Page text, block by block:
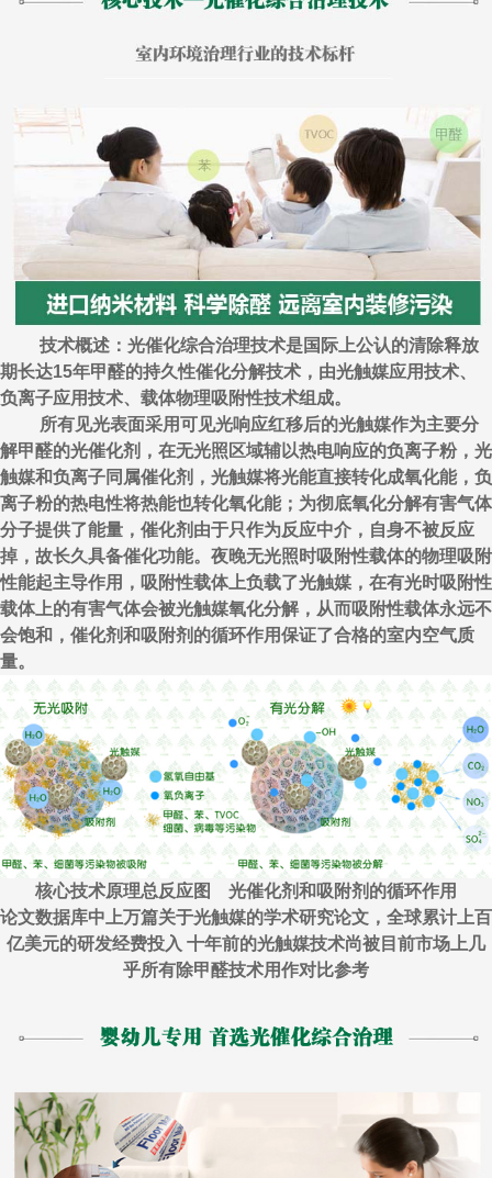
技术概述：光催化综合治理技术是国际上公认的清除释放
期长达15年甲醛的持久性催化分解技术，由光触媒应用技术、
负离子应用技术、载体物理吸附性技术组成。
所有见光表面采用可见光响应红移后的光触媒作为主要分
解甲醛的光催化剂，在无光照区域辅以热电响应的负离子粉，光
触媒和负离子同属催化剂，光触媒将光能直接转化成氧化能，负
离子粉的热电性将热能也转化氧化能；为彻底氧化分解有害气体
分子提供了能量，催化剂由于只作为反应中介，自身不被反应
掉，故长久具备催化功能。夜晚无光照时吸附性载体的物理吸附
性能起主导作用，吸附性载体上负载了光触媒，在有光时吸附性
载体上的有害气体会被光触媒氧化分解，从而吸附性载体永远不
会饱和，催化剂和吸附剂的循环作用保证了合格的室内空气质
量。
核心技术原理总反应图 光催化剂和吸附剂的循环作用
论文数据库中上万篇关于光触媒的学术研究论文，全球累计上百
亿美元的研发经费投入 十年前的光触媒技术尚被目前市场上几
乎所有除甲醛技术用作对比参考